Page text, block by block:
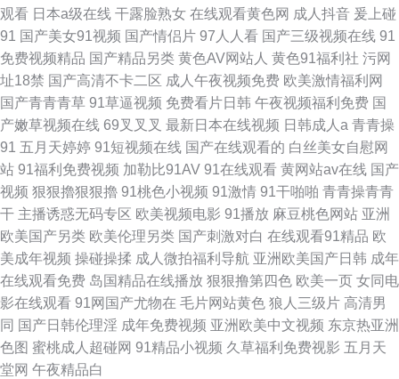
观看 日本a级在线 干露脸熟女 在线观看黄色网 成人抖音 爰上碰
91 国产美女91视频 国产情侣片 97人人看 国产三级视频在线 91
免费视频精品 国产精品另类 黄色AV网站人 黄色91福利社 污网
址18禁 国产高清不卡二区 成人午夜视频免费 欧美激情福利网
国产青青青草 91草逼视频 免费看片日韩 午夜视频福利免费 国
产嫩草视频在线 69叉叉叉 最新日本在线视频 日韩成人a 青青操
91 五月天婷婷 91短视频在线 国产在线观看的 白丝美女自慰网
站 91福利免费视频 加勒比91AV 91在线观看 黄网站av在线 国产
视频 狠狠擼狠狠擼 91桃色小视频 91激情 91干啪啪 青青操青青
干 主播诱惑无码专区 欧美视频电影 91播放 麻豆桃色网站 亚洲
欧美国产另类 欧美伦理另类 国产刺激对白 在线观看91精品 欧
美成年视频 操碰操揉 成人微拍福利导航 亚洲欧美国产日韩 成年
在线观看免费 岛国精品在线播放 狠狠撸第四色 欧美一页 女同电
影在线观看 91网国产尤物在 毛片网站黄色 狼人三级片 高清男
同 国产日韩伦理淫 成年免费视频 亚洲欧美中文视频 东京热亚洲
色图 蜜桃成人超碰网 91精品小视频 久草福利免费视影 五月天
堂网 午夜精品白